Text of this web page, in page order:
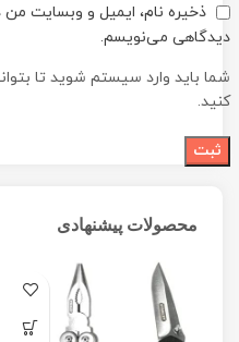
ذخیره نام، ایمیل و وبسایت من
دیدگاهی می‌نویسم.
شما باید وارد سیستم شوید تا
کنید.
محصولات پیشنهادی